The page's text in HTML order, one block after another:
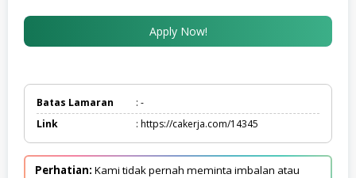
Apply Now!
Batas Lamaran
: -
Link
: https://cakerja.com/14345
Perhatian: Kami tidak pernah meminta imbalan atau